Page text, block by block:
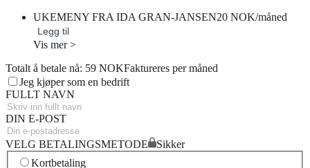
UKEMENY FRA IDA GRAN-JANSEN20 NOK/måned
Legg til
Vis mer >
Totalt å betale nå: 59 NOKFaktureres per måned
Jeg kjøper som en bedrift
FULLT NAVN
DIN E-POST
VELG BETALINGSMETODE
Sikker
Kortbetaling